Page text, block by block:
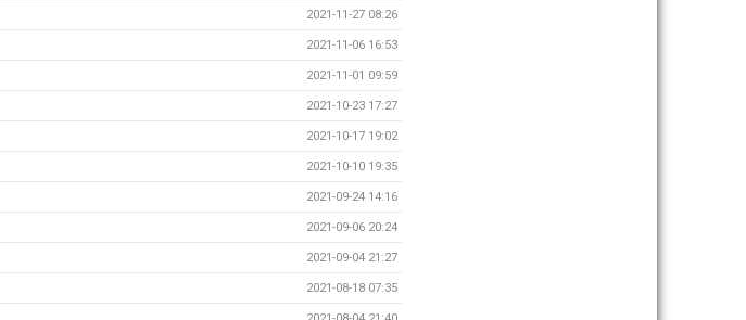
2021-11-27 08:26
2021-11-06 16:53
2021-11-01 09:59
2021-10-23 17:27
2021-10-17 19:02
2021-10-10 19:35
2021-09-24 14:16
2021-09-06 20:24
2021-09-04 21:27
2021-08-18 07:35